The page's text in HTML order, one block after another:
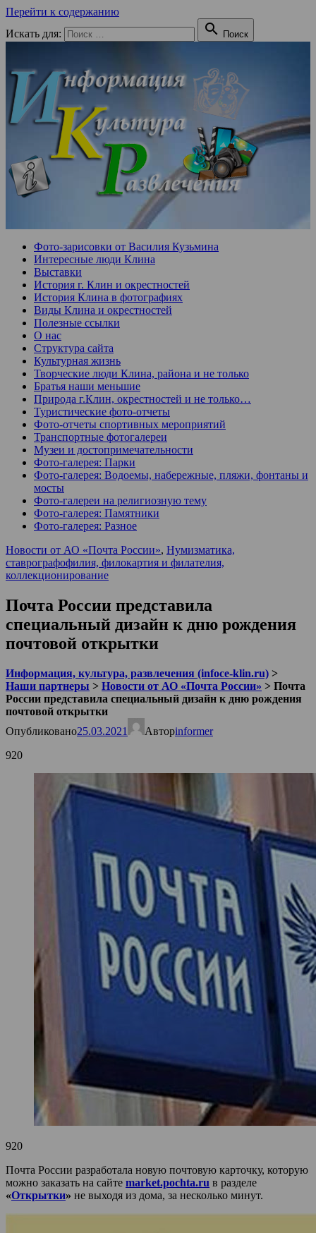
Перейти к содержанию
Искать для:
 Поиск
Фото-зарисовки от Василия Кузьмина
Интересные люди Клина
Выставки
История г. Клин и окрестностей
История Клина в фотографиях
Виды Клина и окрестностей
Полезные ссылки
О нас
Структура сайта
Культурная жизнь
Творческие люди Клина, района и не только
Братья наши меньшие
Природа г.Клин, окрестностей и не только…
Туристические фото-отчеты
Фото-отчеты спортивных мероприятий
Транспортные фотогалереи
Музеи и достопримечательности
Фото-галерея: Парки
Фото-галерея: Водоемы, набережные, пляжи, фонтаны и
мосты
Фото-галереи на религиозную тему
Фото-галерея: Памятники
Фото-галерея: Разное
Новости от АО «Почта России», Нумизматика,
ставрографофилия, филокартия и филателия,
коллекционирование
Почта России представила
специальный дизайн к дню рождения
почтовой открытки
Информация, культура, развлечения (infoce-klin.ru) >
Наши партнеры > Новости от АО «Почта России» > Почта
России представила специальный дизайн к дню рождения
почтовой открытки
Опубликовано25.03.2021 Авторinformer
920
920
Почта России разработала новую почтовую карточку, которую
можно заказать на сайте market.pochta.ru в разделе
«Открытки» не выходя из дома, за несколько минут.